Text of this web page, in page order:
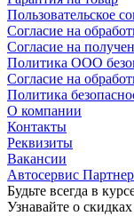
Пользовательское
Согласие на
Согласие на
Политика ООО
Согласие на
Политика
О компании
Контакты
Реквизиты
Вакансии
Автосервис
Будьте всегда в
Узнавайте о